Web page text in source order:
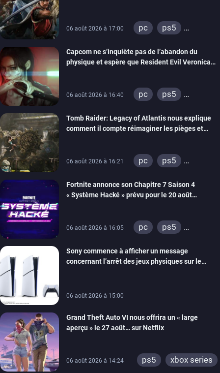
06 août 2026 à 17:00 pc
ps5
switch 2
Capcom ne s’inquiète pas de l’abandon du
physique et espère que Resident Evil Veronica
06 août 2026 à 16:40 pc
ps5
switch 2
Tomb Raider: Legacy of Atlantis nous explique
comment il compte réimaginer les pièges et
06 août 2026 à 16:21 pc
ps5
switch 2
Fortnite annonce son Chapitre 7 Saison 4
« Système Hacké » prévu pour le 20 août
06 août 2026 à 16:05 pc
ps5
switch
ios
android
ps4
Sony commence à afficher un message
concernant l’arrêt des jeux physiques sur le
06 août 2026 à 15:00
Grand Theft Auto VI nous offrira un « large
aperçu » le 27 août… sur Netflix
06 août 2026 à 14:24 ps5 xbox series